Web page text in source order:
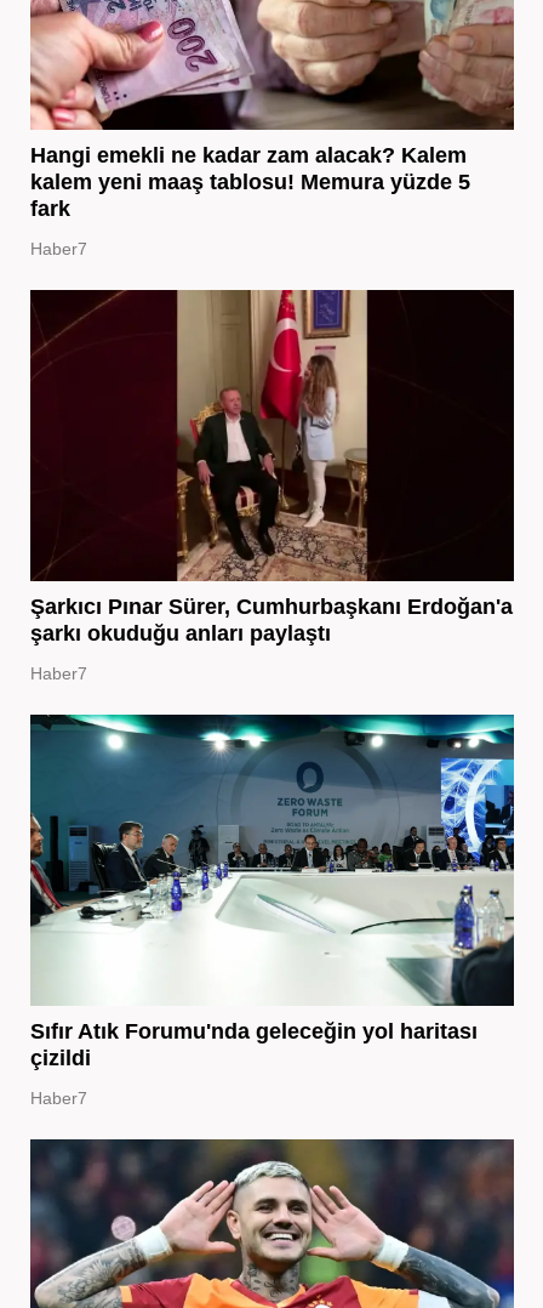
Hangi emekli ne kadar zam alacak? Kalem
kalem yeni maaş tablosu! Memura yüzde 5
fark
Haber7
Şarkıcı Pınar Sürer, Cumhurbaşkanı Erdoğan'a
şarkı okuduğu anları paylaştı
Haber7
Sıfır Atık Forumu'nda geleceğin yol haritası
çizildi
Haber7